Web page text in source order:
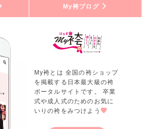
My袴ブログ
My袴とは 全国の袴ショップ
を掲載する日本最大級の袴
ポータルサイトです。 卒業
式や成人式のためのお気に
いりの袴をみつけよう